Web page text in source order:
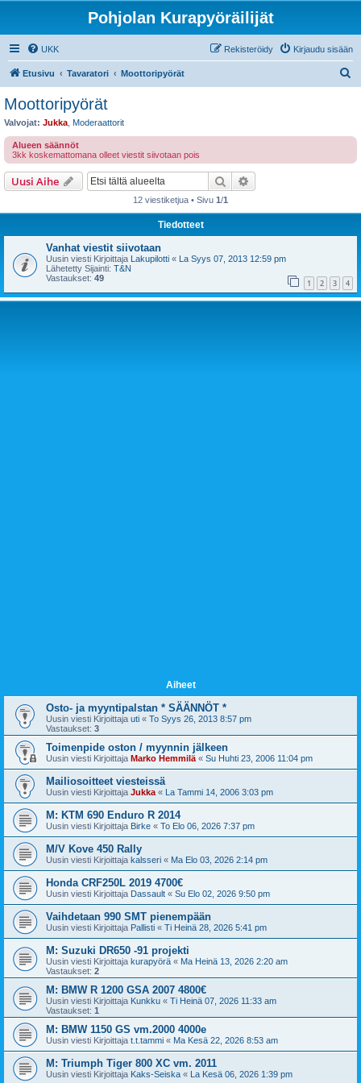
Pohjolan Kurapyöräilijät
UKK Kirjaudu sisään
Rekisteröidy
Etusivu Tavaratori Moottoripyörät
Moottoripyörät
Valvojat: Jukka Moderaattorit
Alueen säännöt
3kk koskemattomana olleet viestit siivotaan pois
Uusi Aihe Etsi
12 viestiketjua • Sivu 1/1
Tiedotteet
Vanhat viestit siivotaan
Uusin viesti Kirjoittaja Lakupilotti « La Syys 07, 2013 12:59 pm
Lähetetty Sijainti: T&N
Vastaukset: 49 1 2 3 4
Aiheet
Osto- ja myyntipalstan * SÄÄNNÖT *
Uusin viesti Kirjoittaja uti « To Syys 26, 2013 8:57 pm
Vastaukset: 3
Toimenpide oston / myynnin jälkeen
Uusin viesti Kirjoittaja Marko Hemmilä « Su Huhti 23, 2006 11:04 pm
Mailiosoitteet viesteissä
Uusin viesti Kirjoittaja Jukka « La Tammi 14, 2006 3:03 pm
M: KTM 690 Enduro R 2014
Uusin viesti Kirjoittaja Birke « To Elo 06, 2026 7:37 pm
M/V Kove 450 Rally
Uusin viesti Kirjoittaja kalsseri « Ma Elo 03, 2026 2:14 pm
Honda CRF250L 2019 4700€
Uusin viesti Kirjoittaja Dassault « Su Elo 02, 2026 9:50 pm
Vaihdetaan 990 SMT pienempään
Uusin viesti Kirjoittaja Pallisti « Ti Heinä 28, 2026 5:41 pm
M: Suzuki DR650 -91 projekti
Uusin viesti Kirjoittaja kurapyörä « Ma Heinä 13, 2026 2:20 am
Vastaukset: 2
M: BMW R 1200 GSA 2007 4800€
Uusin viesti Kirjoittaja Kunkku « Ti Heinä 07, 2026 11:33 am
Vastaukset: 1
M: BMW 1150 GS vm.2000 4000e
Uusin viesti Kirjoittaja t.t.tammi « Ma Kesä 22, 2026 8:53 am
M: Triumph Tiger 800 XC vm. 2011
Uusin viesti Kirjoittaja Kaks-Seiska « La Kesä 06, 2026 1:39 pm